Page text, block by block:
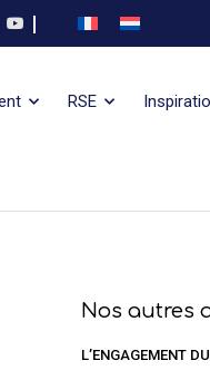
RSE
Nos autres
L’ENGAGEMENT